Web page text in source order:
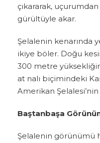
çıkararak,
gürültüyle akar.
Şelalenin kenarında
ikiye böler. Doğu
300 metre
at nalı biçimindeki
Amerikan Şelalesi’nin
Baştanbaşa
Şelalenin görünümü